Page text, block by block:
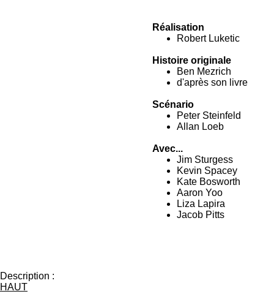
Réalisation
Robert Luketic
Histoire originale
Ben Mezrich
d'après son livre
Scénario
Peter Steinfeld
Allan Loeb
Avec...
Jim Sturgess
Kevin Spacey
Kate Bosworth
Aaron Yoo
Liza Lapira
Jacob Pitts
Description :
HAUT